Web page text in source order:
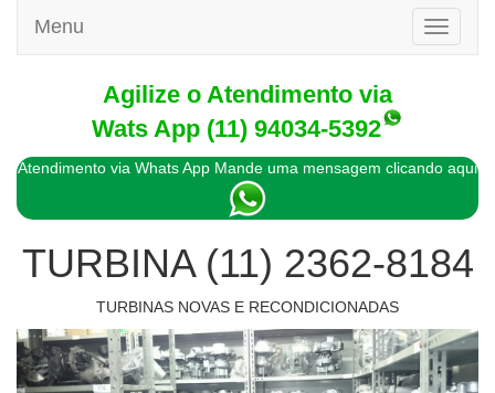
Toggle
Menu
Agilize o Atendimento via
Wats App (11) 94034-5392
Atendimento via Whats App Mande uma mensagem clicando aqui
TURBINA (11) 2362-8184
TURBINAS NOVAS E RECONDICIONADAS